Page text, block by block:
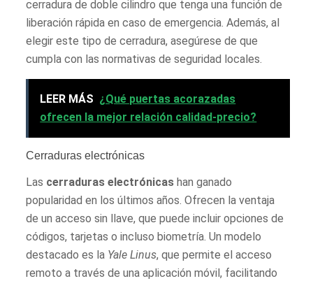
cerradura de doble cilindro que tenga una función de
liberación rápida en caso de emergencia. Además, al
elegir este tipo de cerradura, asegúrese de que
cumpla con las normativas de seguridad locales.
LEER MÁS ¿Qué puertas acorazadas
ofrecen la mejor relación calidad-precio?
Cerraduras electrónicas
Las cerraduras electrónicas han ganado
popularidad en los últimos años. Ofrecen la ventaja
de un acceso sin llave, que puede incluir opciones de
códigos, tarjetas o incluso biometría. Un modelo
destacado es la Yale Linus, que permite el acceso
remoto a través de una aplicación móvil, facilitando